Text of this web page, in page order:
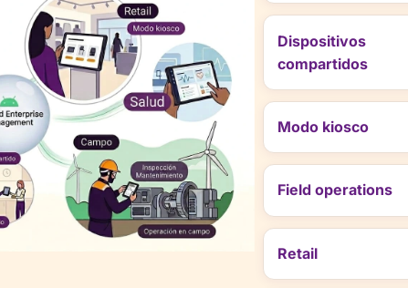
Dispositivos
compartidos
Modo kiosco
Field operations
Retail